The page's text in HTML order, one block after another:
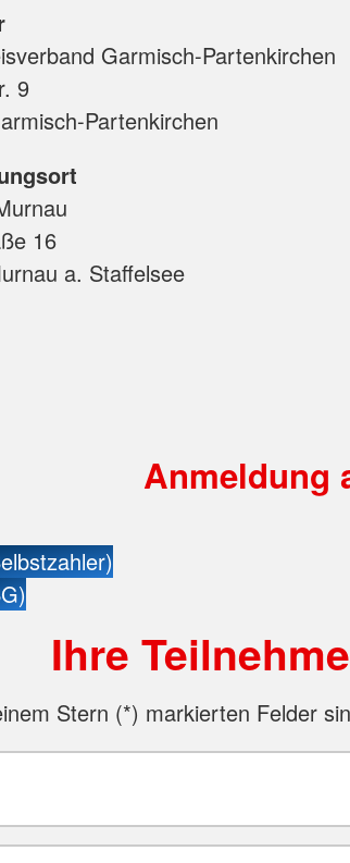
Garmisch-Partenkirchen
9
Partenkirchen
16
a. Staffelsee
Anmeldung
Ihre
Stern (*) markierten Felder